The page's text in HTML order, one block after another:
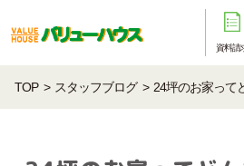
資料請
TOP スタッフブログ 24坪のお家って